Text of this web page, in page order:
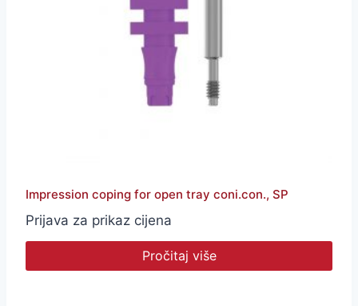
Impression coping for open tray coni.con., SP
Prijava za prikaz cijena
Pročitaj više